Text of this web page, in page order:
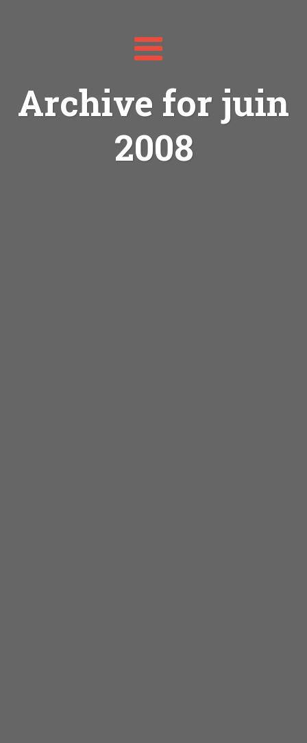
Toggle
navigation
Archive for juin
2008